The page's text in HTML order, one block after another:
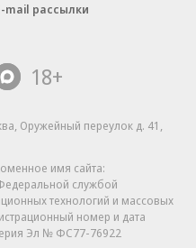
mail рассылки
18+
Оружейный переулок д. 41,
имя сайта:
службой
технологий и массовых
номер и дата
Эл № ФС77-76922